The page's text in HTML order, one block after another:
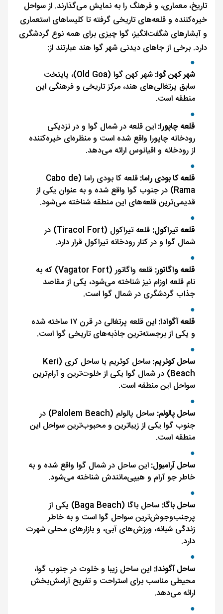
تاریخ، معماری، و فرهنگ را به نمایش می‌گذارند. از سواحل
خیره‌کننده و قلعه‌های تاریخی گرفته تا کلیساهای استعماری
و آبشارهای شگفت‌انگیز، گوا چیزی برای همه نوع گردشگری
دارد. برخی از جاهای دیدنی شهر گوا هند عبارتند از:
شهر کهن گوا:
شهر کهن گوا (Old Goa)، پایتخت
سابق پرتغالی‌های هند، مرکز تاریخی و فرهنگی این
منطقه است.
قلعه چاپورا:این قلعه در شمال گوا و در نزدیکی
رودخانه چاپورا واقع شده است و منظره‌ای خیره‌کننده
از رودخانه و اقیانوس ارائه می‌دهد.
قلعه کا بودی راما:
قلعه کا بودی راما (Cabo de
Rama) در جنوب گوا واقع شده و به عنوان یکی از
قدیمی‌ترین قلعه‌های این منطقه شناخته می‌شود.
قلعه تیراکول:
قلعه تیراکول (Tiracol Fort) در
شمال گوا و در کنار رودخانه تیراکول قرار دارد.
قلعه واگاتور:
قلعه واگاتور (Vagator Fort) که به
نام قلعه اوزام نیز شناخته می‌شود، یکی از مقاصد
جذاب گردشگری در شمال گوا است.
قلعه آگوادا:
این قلعه پرتغالی در قرن ۱۷ ساخته شده
و یکی از برجسته‌ترین جاذبه‌های تاریخی گوا است.
ساحل کوئریم:
ساحل کوئریم یا ساحل کری (Keri
Beach) در شمال گوا یکی از خلوت‌ترین و آرام‌ترین
سواحل این منطقه است.
ساحل پالولم:
ساحل پالولم (Palolem Beach) در
جنوب گوا یکی از زیباترین و محبوب‌ترین سواحل این
منطقه است.
ساحل آرامبول:این ساحل در شمال گوا واقع شده و به
خاطر جو آرام و هیپی‌مانندش شناخته می‌شود.
ساحل باگا:
ساحل باگا (Baga Beach) یکی از
پرجنب‌وجوش‌ترین سواحل گوا است و به خاطر
زندگی شبانه، ورزش‌های آبی، و بازارهای محلی شهرت
دارد.
ساحل آگوندا: این ساحل زیبا و خلوت در جنوب گوا،
محیطی مناسب برای استراحت و تفریح آرامش‌بخش
ارائه می‌دهد.